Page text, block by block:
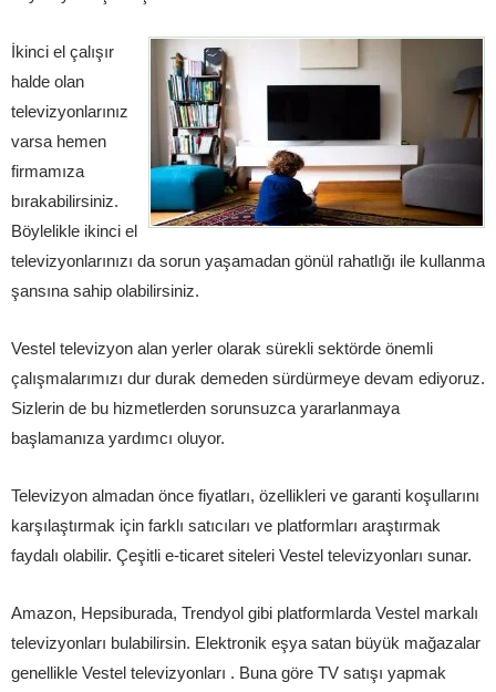
İkinci el çalışır
halde olan
televizyonlarınız
varsa hemen
firmamıza
bırakabilirsiniz.
Böylelikle ikinci el
televizyonlarınızı da sorun yaşamadan gönül rahatlığı ile kullanma
şansına sahip olabilirsiniz.
Vestel televizyon alan yerler olarak sürekli sektörde önemli
çalışmalarımızı dur durak demeden sürdürmeye devam ediyoruz.
Sizlerin de bu hizmetlerden sorunsuzca yararlanmaya
başlamanıza yardımcı oluyor.
Televizyon almadan önce fiyatları, özellikleri ve garanti koşullarını
karşılaştırmak için farklı satıcıları ve platformları araştırmak
faydalı olabilir. Çeşitli e-ticaret siteleri Vestel televizyonları sunar.
Amazon, Hepsiburada, Trendyol gibi platformlarda Vestel markalı
televizyonları bulabilirsin. Elektronik eşya satan büyük mağazalar
genellikle Vestel televizyonları . Buna göre TV satışı yapmak